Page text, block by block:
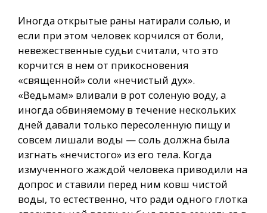
Иногда открытые раны натирали солью, и
если при этом человек корчился от боли,
невежественные судьи считали, что это
корчится в нем от прикосновения
«священной» соли «нечистый дух».
«Ведьмам» вливали в рот соленую воду, а
иногда обвиняемому в течение нескольких
дней давали только пересоленную пищу и
совсем лишали воды — соль должна была
изгнать «нечистого» из его тела. Когда
измученного жаждой человека приводили на
допрос и ставили перед ним ковш чистой
воды, то естественно, что ради одного глотка